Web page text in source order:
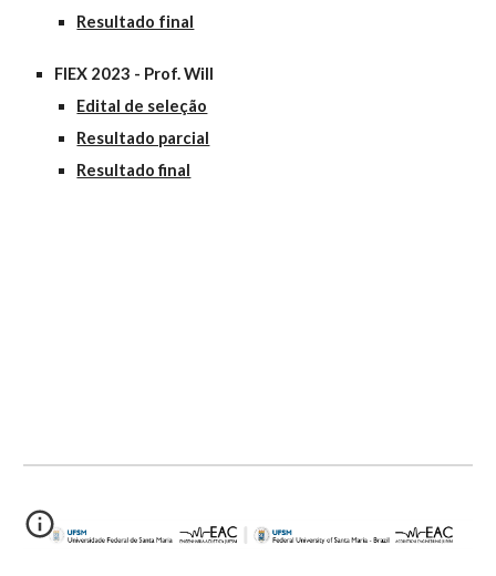
Resultado final
FIEX 2023 - Prof. Will
Edital de seleção
Resultado parcial
Resultado final